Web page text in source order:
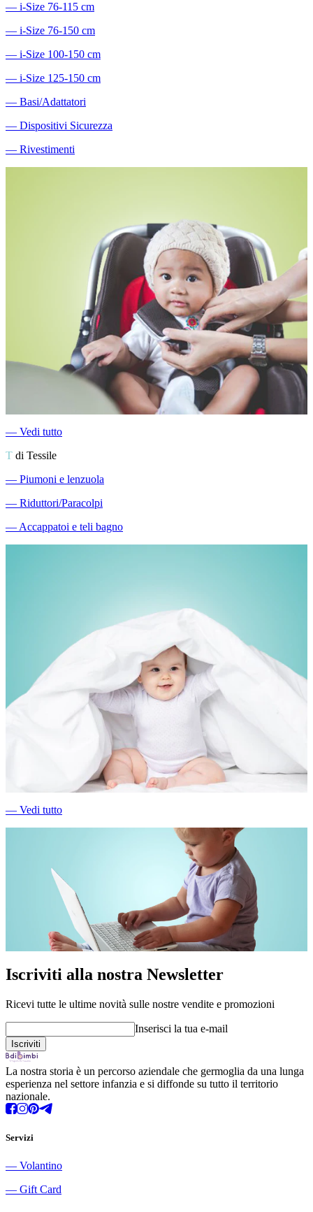
― i-Size 76-115 cm
― i-Size 76-150 cm
― i-Size 100-150 cm
― i-Size 125-150 cm
― Basi/Adattatori
― Dispositivi Sicurezza
― Rivestimenti
― Vedi tutto
T di Tessile
― Piumoni e lenzuola
― Riduttori/Paracolpi
―Accappatoi e teli bagno
― Vedi tutto
Iscriviti alla nostra Newsletter
Ricevi tutte le ultime novità sulle nostre vendite e promozioni
Inserisci la tua e-mail
La nostra storia è un percorso aziendale che germoglia da una lunga
esperienza nel settore infanzia e si diffonde su tutto il territorio
nazionale.
Servizi
― Volantino
― Gift Card